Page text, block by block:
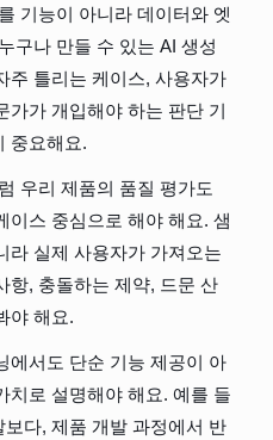
기능이 아니라 데이터와 엣
구나 만들 수 있는 AI 생성
주 틀리는 케이스, 사용자가
가가 개입해야 하는 판단 기
중요해요.
우리 제품의 품질 평가도
이스 중심으로 해야 해요. 샘
라 실제 사용자가 가져오는
항, 충돌하는 제약, 드문 산
야 해요.
에서도 단순 기능 제공이 아
치로 설명해야 해요. 예를 들
다, 제품 개발 과정에서 반